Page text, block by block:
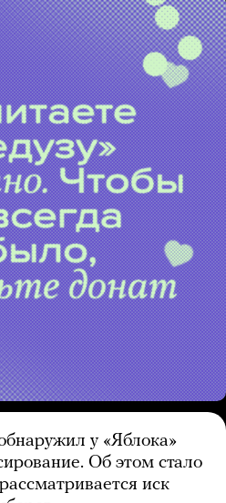
у «Яблока»
Об этом стало
иск